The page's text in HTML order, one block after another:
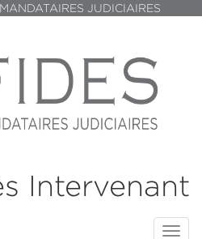
JUDICIAIRES
Intervenant